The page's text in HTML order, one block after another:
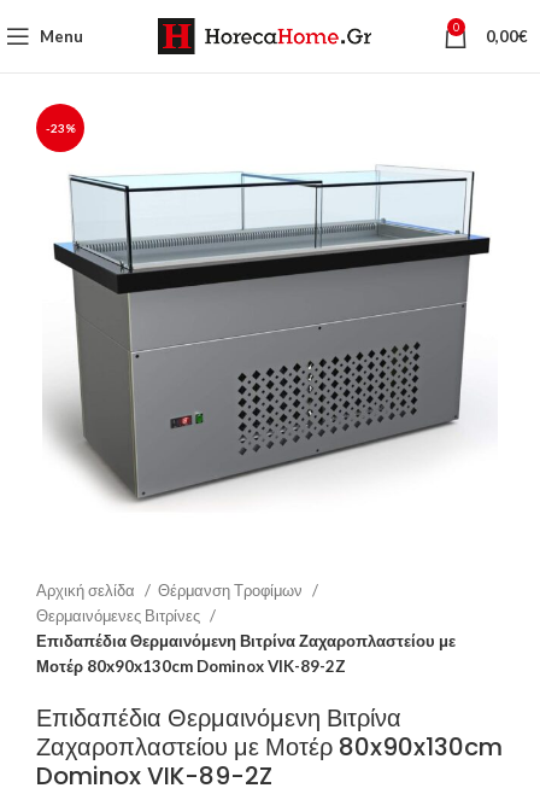
Menu 0 0,00€
-23%
Αρχική σελίδα
Θέρμανση Τροφίμων
Θερμαινόμενες Βιτρίνες
Επιδαπέδια Θερμαινόμενη Βιτρίνα Ζαχαροπλαστείου με
Μοτέρ 80x90x130cm Dominox VIK-89-2Z
Επιδαπέδια Θερμαινόμενη Βιτρίνα
Ζαχαροπλαστείου με Μοτέρ 80x90x130cm
Dominox VIK-89-2Z